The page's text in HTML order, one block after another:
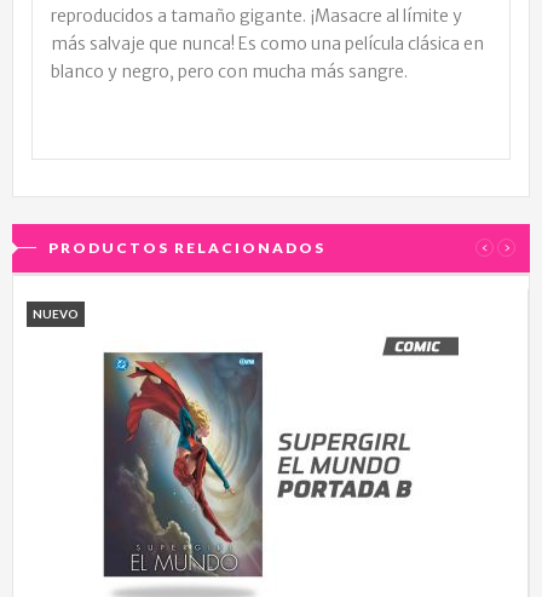
reproducidos a tamaño gigante. ¡Masacre al límite y
más salvaje que nunca! Es como una película clásica en
blanco y negro, pero con mucha más sangre.
PRODUCTOS RELACIONADOS ‹ ›
NUEVO